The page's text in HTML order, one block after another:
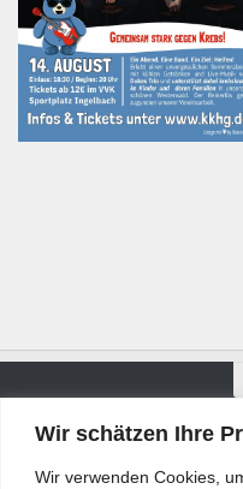
Wir schätzen Ihre
Wir verwenden Cookies,
Bürgerkurier ©